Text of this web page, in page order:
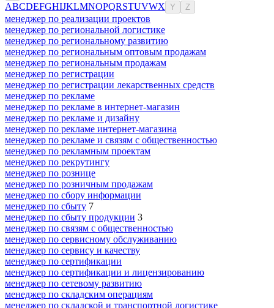
ABCDEFGHIJKLMNOPQRSTUVWX Y Z
менеджер по реализации проектов
менеджер по региональной логистике
менеджер по региональному развитию
менеджер по региональным оптовым продажам
менеджер по региональным продажам
менеджер по регистрации
менеджер по регистрации лекарственных средств
менеджер по рекламе
менеджер по рекламе в интернет-магазин
менеджер по рекламе и дизайну
менеджер по рекламе интернет-магазина
менеджер по рекламе и связям с общественностью
менеджер по рекламным проектам
менеджер по рекрутингу
менеджер по рознице
менеджер по розничным продажам
менеджер по сбору информации
менеджер по сбыту 7
менеджер по сбыту продукции 3
менеджер по связям с общественностью
менеджер по сервисному обслуживанию
менеджер по сервису и качеству
менеджер по сертификации
менеджер по сертификации и лицензированию
менеджер по сетевому развитию
менеджер по складским операциям
менеджер по складской и транспортной логистике